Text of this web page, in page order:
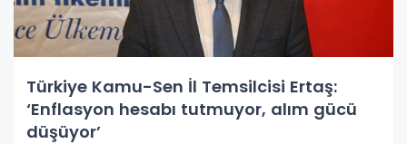
Türkiye Kamu-Sen İl Temsilcisi Ertaş:
‘Enflasyon hesabı tutmuyor, alım gücü
düşüyor’